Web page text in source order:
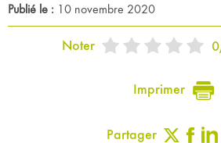
Publié le : 10 novembre 2020
Noter 0
Imprimer
Partager